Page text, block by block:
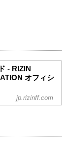
- RIZIN
オフィシ
・ロータス
3R（71.0kg）
jp.rizinff.com